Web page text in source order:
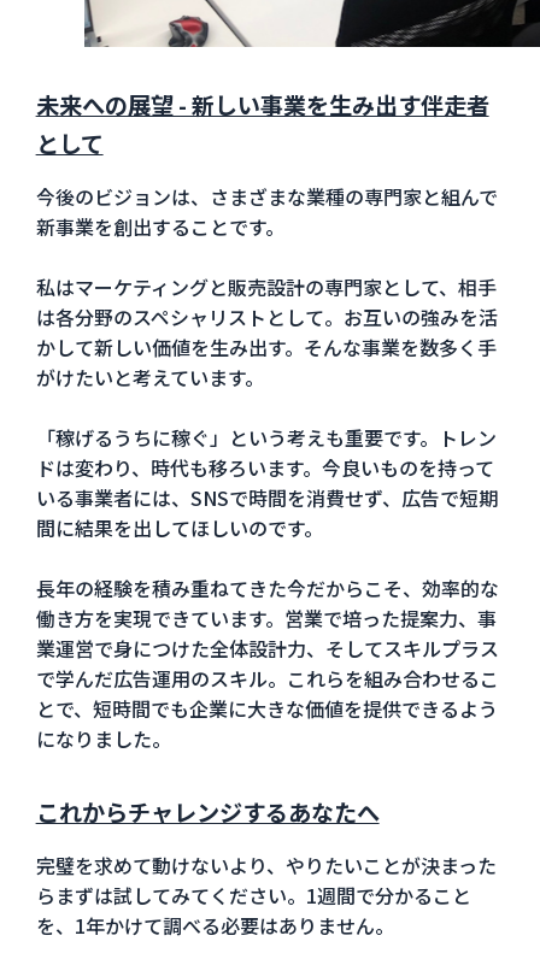
未来への展望 - 新しい事業を生み出す伴走者
として
今後のビジョンは、さまざまな業種の専門家と組んで
新事業を創出することです。
私はマーケティングと販売設計の専門家として、相手
は各分野のスペシャリストとして。お互いの強みを活
かして新しい価値を生み出す。そんな事業を数多く手
がけたいと考えています。
「稼げるうちに稼ぐ」という考えも重要です。トレン
ドは変わり、時代も移ろいます。今良いものを持って
いる事業者には、SNSで時間を消費せず、広告で短期
間に結果を出してほしいのです。
長年の経験を積み重ねてきた今だからこそ、効率的な
働き方を実現できています。営業で培った提案力、事
業運営で身につけた全体設計力、そしてスキルプラス
で学んだ広告運用のスキル。これらを組み合わせるこ
とで、短時間でも企業に大きな価値を提供できるよう
になりました。
これからチャレンジするあなたへ
完璧を求めて動けないより、やりたいことが決まった
らまずは試してみてください。1週間で分かること
を、1年かけて調べる必要はありません。